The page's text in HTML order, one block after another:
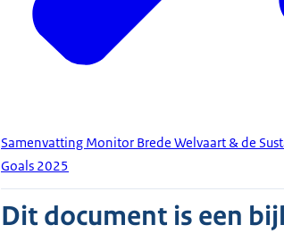
Samenvatting Monitor Brede Welvaart & de
Goals 2025
Dit document is een